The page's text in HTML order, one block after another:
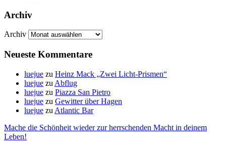
Archiv
Archiv
Neueste Kommentare
luejue zu Heinz Mack „Zwei Licht-Prismen“
luejue zu Abflug
luejue zu Piazza San Pietro
luejue zu Gewitter über Hagen
luejue zu Atlantic Bar
Mache die Schönheit wieder zur herrschenden Macht in deinem
Leben!